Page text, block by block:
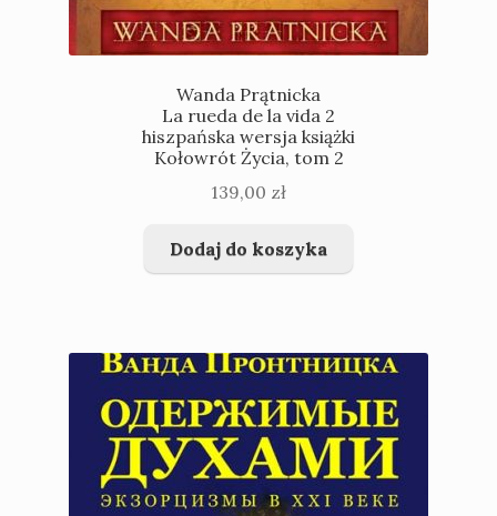
Wanda Prątnicka
La rueda de la vida 2
hiszpańska wersja książki
Kołowrót Życia, tom 2
139,00 zł
Dodaj do koszyka